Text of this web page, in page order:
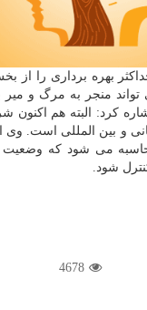
بهره برداری را از
منجر به مرگ و میر
كرد: البته هم
و بین المللی است. وی
تخت های آی سی یو محاسبه می شود
شود.
4678